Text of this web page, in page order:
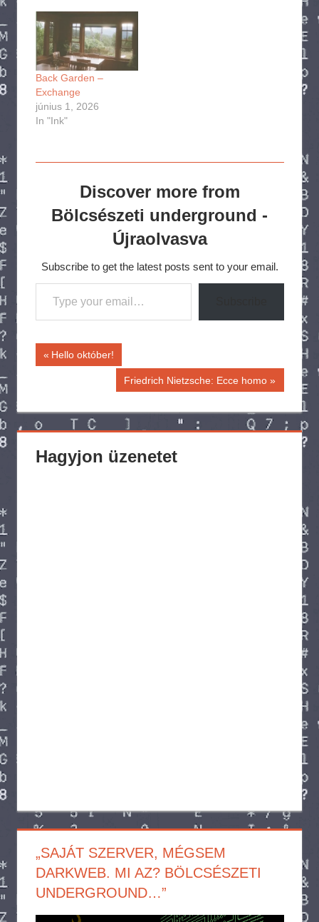
Back Garden –
Exchange
június 1, 2026
In "Ink"
Discover more from
Bölcsészeti underground -
Újraolvasva
Subscribe to get the latest posts sent to your email.
Type your email…
Bejegyzés
navigáció
Previous
Hello október!
Next
Friedrich Nietzsche: Ecce homo
Hagyjon üzenetet
„SAJÁT SZERVER, MÉGSEM
DARKWEB. MI AZ? BÖLCSÉSZETI
UNDERGROUND…”